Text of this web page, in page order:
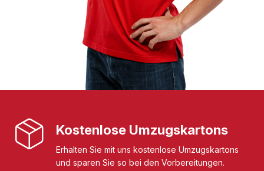
Kostenlose Umzugskartons
Erhalten Sie mit uns kostenlose Umzugskartons
und sparen Sie so bei den Vorbereitungen.